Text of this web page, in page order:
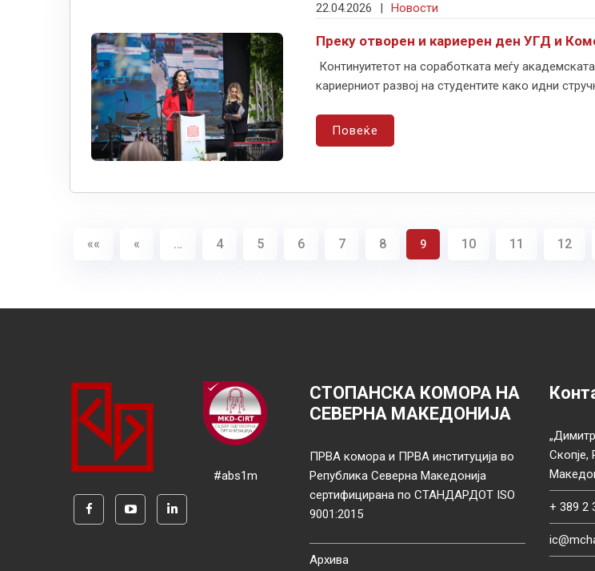
22.04.2026 | Новости
Преку отворен и кариерен ден УГД и
Континуитетот на соработката меѓу
кариерниот развој на студентите како идни
Повеќе
«« « … 4 5 6 7 8 9 10 11 12
#abs1m
СТОПАНСКА КОМОРА НА
СЕВЕРНА МАКЕДОНИЈА
ПРВА комора и ПРВА институција во
Република Северна Македонија
сертифицирана по СТАНДАРДОТ ISO
9001:2015
Архива
Скопје,
+ 389 2